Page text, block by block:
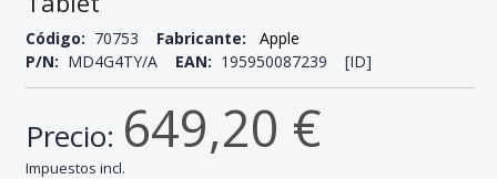
Código: 70753 Fabricante:
Apple
P/N: MD4G4TY/A EAN: 195950087239 [ID]
Precio: 649,20 €
Impuestos incl.